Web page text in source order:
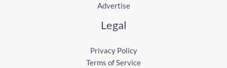
Advertise
Legal
Privacy Policy
Terms of Service